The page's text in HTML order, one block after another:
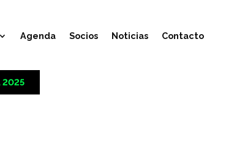
Agenda Socios Noticias Contacto
2025